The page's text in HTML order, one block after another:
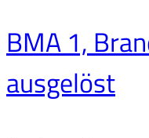
BMA 1,
ausgelöst